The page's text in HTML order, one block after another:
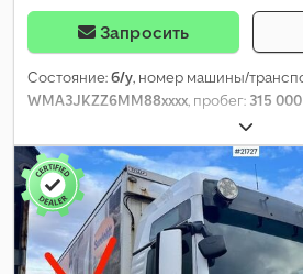
Запросить
Состояние:б/у, номер машины/
WMA3JKZZ6MM88xxxx, пробег: 315